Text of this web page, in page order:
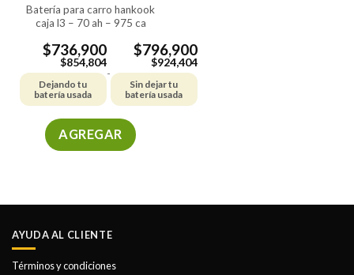
batería para carro hankook
caja l3 – 70 ah – 975 ca
$736,900
$854,804
Dejando tu
batería usada
-
$796,900
$924,404
Sin dejar tu
batería usada
AGREGAR
múltiples
Las
AYUDA AL CLIENTE
Términos y condiciones